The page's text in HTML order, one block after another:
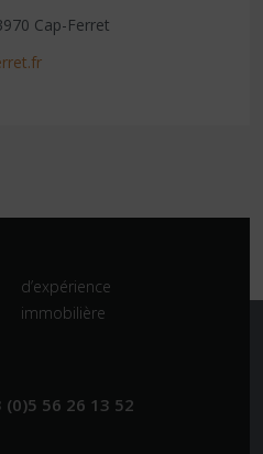
Cap-Ferret
d’expérience
immobilière
(0)5 56 26 13 52